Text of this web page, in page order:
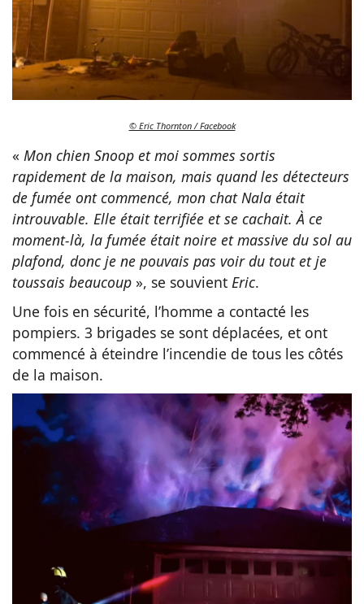
© Eric Thornton / Facebook
« Mon chien Snoop et moi sommes sortis
rapidement de la maison, mais quand les détecteurs
de fumée ont commencé, mon chat Nala était
introuvable. Elle était terrifiée et se cachait. À ce
moment-là, la fumée était noire et massive du sol au
plafond, donc je ne pouvais pas voir du tout et je
toussais beaucoup », se souvient Eric.
Une fois en sécurité, l’homme a contacté les
pompiers. 3 brigades se sont déplacées, et ont
commencé à éteindre l’incendie de tous les côtés
de la maison.